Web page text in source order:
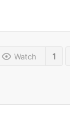
Watch 1